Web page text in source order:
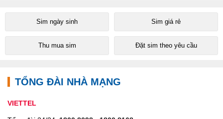
Sim ngày sinh Sim giá rẻ
Thu mua sim Đặt sim theo yêu cầu
TỔNG ĐÀI NHÀ MẠNG
VIETTEL